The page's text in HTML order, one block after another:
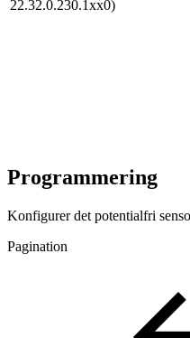
22.32.0.230.1xx0)
Programmering
Konfigurer det potentialfri
Pagination